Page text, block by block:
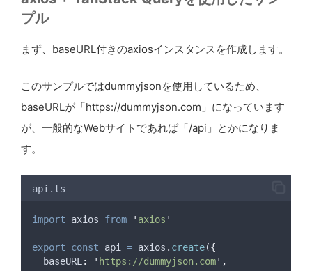
プル
まず、baseURL付きのaxiosインスタンスを作成します。
このサンプルではdummyjsonを使用しているため、
baseURLが「https://dummyjson.com」になっています
が、一般的なWebサイトであれば「/api」とかになりま
す。
api.ts
import axios from ' axios '
export const api = axios . create({
baseURL: ' https://dummyjson.com' ,